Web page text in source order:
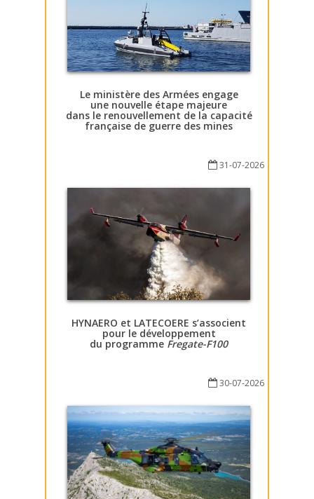
Le ministère des Armées engage
une nouvelle étape majeure
dans le renouvellement de la capacité
française de guerre des mines
31-07-2026
HYNAERO et LATECOERE s’associent
pour le développement
du programme Fregate-F100
30-07-2026